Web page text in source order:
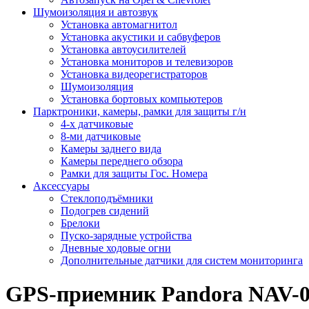
Шумоизоляция и автозвук
Установка автомагнитол
Установка акустики и сабвуферов
Установка автоусилителей
Установка мониторов и телевизоров
Установка видеорегистраторов
Шумоизоляция
Установка бортовых компьютеров
Парктроники, камеры, рамки для защиты г/н
4-х датчиковые
8-ми датчиковые
Камеры заднего вида
Камеры переднего обзора
Рамки для защиты Гос. Номера
Аксессуары
Стеклоподъёмники
Подогрев сидений
Брелоки
Пуско-зарядные устройства
Дневные ходовые огни
Дополнительные датчики для систем мониторинга
GPS-приемник Pandora NAV-